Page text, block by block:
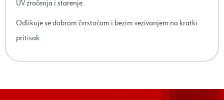
UV zračenja i starenje.
Odlikuje se dobrom čvrstoćom i bezim vezivanjem na kratki
pritisak.